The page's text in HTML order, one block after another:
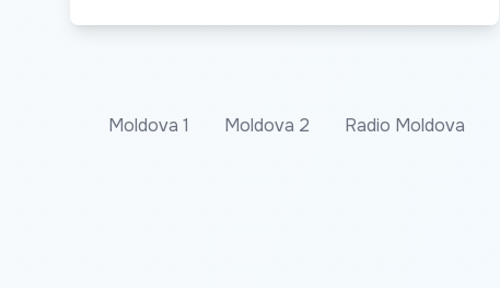
Moldova 1 Moldova 2 Radio Moldova